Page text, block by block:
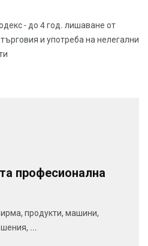
- до 4 год. лишаване от
и употреба на нелегални
професионална
продукти, машини,
...